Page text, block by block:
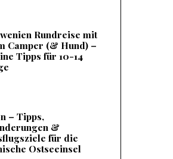
Rundreise mit
Camper (& Hund) –
Tipps für 10-14
– Tipps,
&
für die
Ostseeinsel